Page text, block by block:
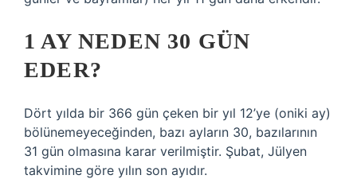
1 AY NEDEN 30 GÜN
EDER?
Dört yılda bir 366 gün çeken bir yıl 12’ye (oniki ay)
bölünemeyeceğinden, bazı ayların 30, bazılarının
31 gün olmasına karar verilmiştir. Şubat, Jülyen
takvimine göre yılın son ayıdır.